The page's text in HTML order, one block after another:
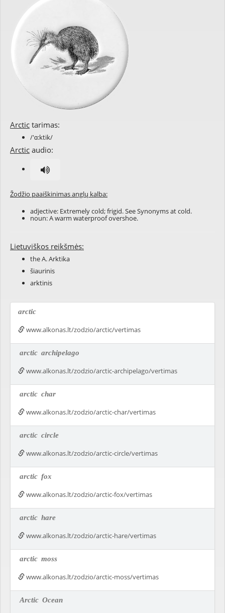
Arctic tarimas:
/'ɑ:ktik/
Arctic audio:
Žodžio paaiškinimas anglų kalba:
adjective: Extremely cold; frigid. See Synonyms atcold.
noun: A warm waterproof overshoe.
Lietuviškos reikšmės:
the A. Arktika
šiaurinis
arktinis
arctic
www.alkonas.lt/zodzio/arctic/vertimas
arctic archipelago
www.alkonas.lt/zodzio/arctic-archipelago/vertimas
arctic char
www.alkonas.lt/zodzio/arctic-char/vertimas
arctic circle
www.alkonas.lt/zodzio/arctic-circle/vertimas
arctic fox
www.alkonas.lt/zodzio/arctic-fox/vertimas
arctic hare
www.alkonas.lt/zodzio/arctic-hare/vertimas
arctic moss
www.alkonas.lt/zodzio/arctic-moss/vertimas
Arctic Ocean